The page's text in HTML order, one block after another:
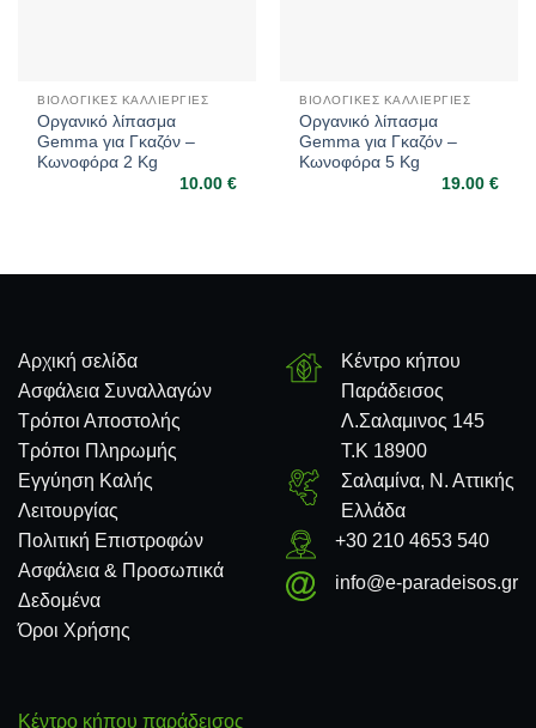
ΒΙΟΛΟΓΙΚΈΣ ΚΑΛΛΙΈΡΓΙΕΣ
Οργανικό λίπασμα
Gemma για Γκαζόν –
Κωνοφόρα 2 Kg
10.00 €
ΒΙΟΛΟΓΙΚΈΣ ΚΑΛΛΙΈΡΓΙΕΣ
Οργανικό λίπασμα
Gemma για Γκαζόν –
Κωνοφόρα 5 Kg
19.00 €
Αρχική σελίδα
Ασφάλεια Συναλλαγών
Τρόποι Αποστολής
Τρόποι Πληρωμής
Εγγύηση Καλής
Λειτουργίας
Πολιτική Επιστροφών
Ασφάλεια & Προσωπικά
Δεδομένα
Όροι Χρήσης
Κέντρο κήπου
Παράδεισος
Λ.Σαλαμινος 145
Τ.Κ 18900
Σαλαμίνα, Ν. Αττικής
Ελλάδα
+30 210 4653 540
info@e-paradeisos.gr
Κέντρο κήπου παράδεισος